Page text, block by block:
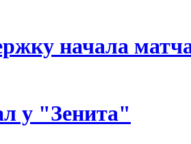
начала
у "Зенита"